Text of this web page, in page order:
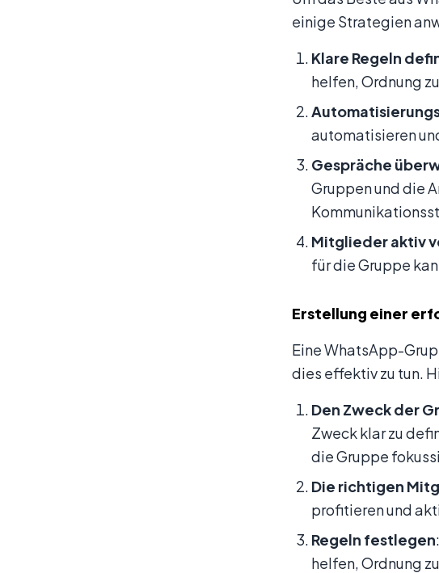
einige Strategien
Klare Regeln
helfen, Ordnung
automatisieren
Gespräche
Gruppen und die
Mitglieder aktiv
für die Gruppe
Erstellung einer
Eine WhatsApp-
dies effektiv zu tun.
Den Zweck der
Zweck klar zu
die Gruppe
Die richtigen
profitieren und
Regeln festlegen
helfen, Ordnung